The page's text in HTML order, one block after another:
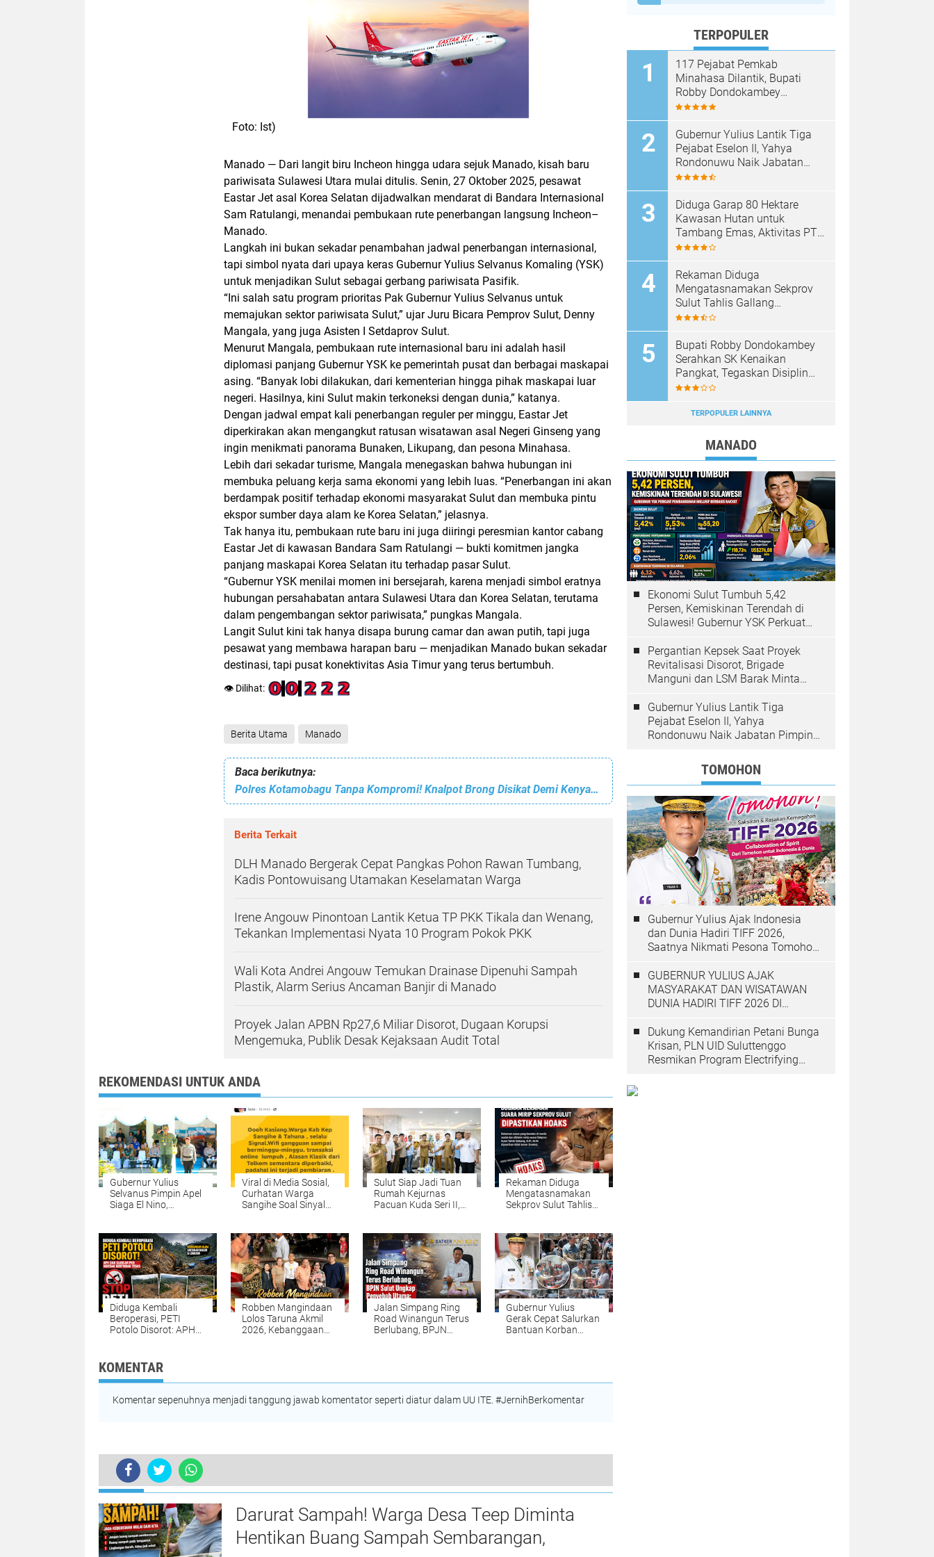
Foto: Ist)
Manado — Dari langit biru Incheon hingga udara sejuk Manado, kisah baru
pariwisata Sulawesi Utara mulai ditulis. Senin, 27 Oktober 2025, pesawat
Eastar Jet asal Korea Selatan dijadwalkan mendarat di Bandara Internasional
Sam Ratulangi, menandai pembukaan rute penerbangan langsung Incheon–
Manado.
Langkah ini bukan sekadar penambahan jadwal penerbangan internasional,
tapi simbol nyata dari upaya keras GubernurYulius Selvanus Komaling (YSK)
untuk menjadikan Sulut sebagai gerbang pariwisata Pasifik.
“Ini salah satu program prioritas Pak Gubernur Yulius Selvanus untuk
memajukan sektor pariwisata Sulut,” ujarJuru Bicara Pemprov Sulut, Denny
Mangala, yang juga Asisten I Setdaprov Sulut.
Menurut Mangala, pembukaan rute internasional baru ini adalah hasil
diplomasi panjang Gubernur YSK ke pemerintah pusat dan berbagai maskapai
asing. “Banyak lobi dilakukan, dari kementerian hingga pihak maskapai luar
negeri. Hasilnya, kini Sulut makin terkoneksi dengan dunia,” katanya.
Dengan jadwal empat kali penerbangan reguler per minggu, Eastar Jet
diperkirakan akan mengangkut ratusan wisatawan asal Negeri Ginseng yang
ingin menikmati panorama Bunaken, Likupang, dan pesona Minahasa.
Lebih dari sekadar turisme, Mangala menegaskan bahwa hubungan ini
membuka peluang kerja sama ekonomi yang lebih luas. “Penerbangan ini akan
berdampak positif terhadap ekonomi masyarakat Sulut dan membuka pintu
ekspor sumber daya alam ke Korea Selatan,” jelasnya.
Tak hanya itu, pembukaan rute baru ini juga diiringi peresmian kantor cabang
Eastar Jet di kawasan Bandara Sam Ratulangi — bukti komitmen jangka
panjang maskapai Korea Selatan itu terhadap pasar Sulut.
“Gubernur YSK menilai momen ini bersejarah, karena menjadi simbol eratnya
hubungan persahabatan antara Sulawesi Utara dan Korea Selatan, terutama
dalam pengembangan sektor pariwisata,” pungkas Mangala.
Langit Sulut kini tak hanya disapa burung camar dan awan putih, tapi juga
pesawat yang membawa harapan baru — menjadikan Manado bukan sekadar
destinasi, tapi pusat konektivitas Asia Timur yang terus bertumbuh.
👁️ Dilihat:
Berita Utama Manado
Baca berikutnya:
Polres Kotamobagu Tanpa Kompromi! Knalpot Brong Disikat Demi Kenyamanan Warga Kota
Berita Terkait
DLH Manado Bergerak Cepat Pangkas Pohon Rawan Tumbang,
Kadis Pontowuisang Utamakan Keselamatan Warga
Irene Angouw Pinontoan Lantik Ketua TP PKK Tikala dan Wenang,
Tekankan Implementasi Nyata 10 Program Pokok PKK
Wali Kota Andrei Angouw Temukan Drainase Dipenuhi Sampah
Plastik, Alarm Serius Ancaman Banjir di Manado
Proyek Jalan APBN Rp27,6 Miliar Disorot, Dugaan Korupsi
Mengemuka, Publik Desak Kejaksaan Audit Total
REKOMENDASI UNTUK ANDA
Gubernur Yulius
Selvanus Pimpin Apel
Siaga El Nino,
dan Penegakan
Hukum Tanpa
Kompromi
Viral di Media Sosial,
Curhatan Warga
Sangihe Soal Sinyal
Belum Merata
Sulut Siap Jadi Tuan
Rumah Kejurnas
Pacuan Kuda Seri II,
Dimatangkan
Rekaman Diduga
Mengatasnamakan
Sekprov Sulut Tahlis
Diminta Tak Mudah
Percaya
Diduga Kembali
Beroperasi, PETI
Potolo Disorot: APH
Tegas Selamatkan
Hutan Bolmong
Robben Mangindaan
Lolos Taruna Akmil
2026, Kebanggaan
Jalan Simpang Ring
Road Winangun Terus
Berlubang, BPJN
Gubernur Yulius
Gerak Cepat Salurkan
Bantuan Korban
KOMENTAR
Komentar sepenuhnya menjadi tanggung jawab komentator seperti diatur dalam UU ITE. #JernihBerkomentar
Langit Sulut Kian Terbuka: Eastar Jet Mendarat, Gubernur Yulius Selvanus Antar Wisata Korea ke Jantung Manado
TERKINI
Darurat Sampah! Warga Desa Teep Diminta
Hentikan Buang Sampah Sembarangan,
TERPOPULER
117 Pejabat Pemkab
Minahasa Dilantik, Bupati
Robby Dondokambey
Tekankan Integritas dan
Gubernur Yulius Lantik Tiga
Pejabat Eselon II, Yahya
Rondonuwu Naik Jabatan
Pimpin Dinas Pendidikan
Diduga Garap 80 Hektare
Kawasan Hutan untuk
Tambang Emas, Aktivitas PT
Sinar Mobagu Group Diselidiki
Rekaman Diduga
Mengatasnamakan Sekprov
Sulut Tahlis Gallang
Dipastikan Hoaks, Masyarakat
Bupati Robby Dondokambey
Serahkan SK Kenaikan
Pangkat, Tegaskan Disiplin
ASN Jadi Prioritas
TERPOPULER LAINNYA
MANADO
Ekonomi Sulut Tumbuh 5,42
Persen, Kemiskinan Terendah di
Sulawesi! Gubernur YSK Perkuat
Rakyat
Pergantian Kepsek Saat Proyek
Revitalisasi Disorot, Brigade
Manguni dan LSM Barak Minta
Gubernur Yulius Lantik Tiga
Pejabat Eselon II, Yahya
Rondonuwu Naik Jabatan Pimpin
TOMOHON
Gubernur Yulius Ajak Indonesia
dan Dunia Hadiri TIFF 2026,
Saatnya Nikmati Pesona Tomohon
GUBERNUR YULIUS AJAK
MASYARAKAT DAN WISATAWAN
DUNIA HADIRI TIFF 2026 DI
Dukung Kemandirian Petani Bunga
Krisan, PLN UID Suluttenggo
Resmikan Program Electrifying